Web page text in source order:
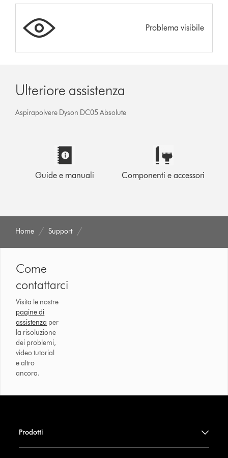
Problema visibile
Ulteriore assistenza
Aspirapolvere Dyson DC05 Absolute
Guide e manuali Componenti e accessori
Home Support
Come
contattarci
Visita le nostre
pagine di
assistenza per
la risoluzione
dei problemi,
video tutorial
e altro
ancora.
Prodotti